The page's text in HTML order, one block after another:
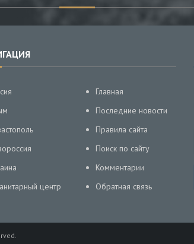
центр
Главная
Последние новости
Правила сайта
Поиск по сайту
Комментарии
Обратная связь